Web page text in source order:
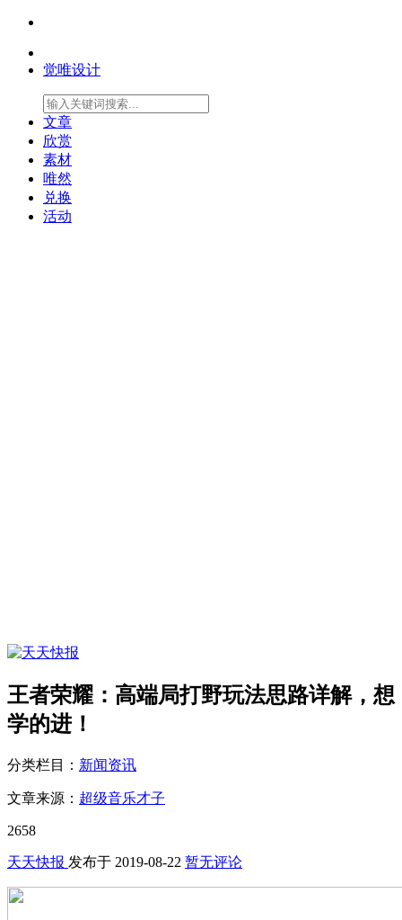
觉唯设计
文章
欣赏
素材
唯然
兑换
活动
王者荣耀：高端局打野玩法思路详解，想
学的进！
分类栏目： 新闻资讯
文章来源： 超级音乐才子
2658
天天快报 发布于 2019-08-22 暂无评论